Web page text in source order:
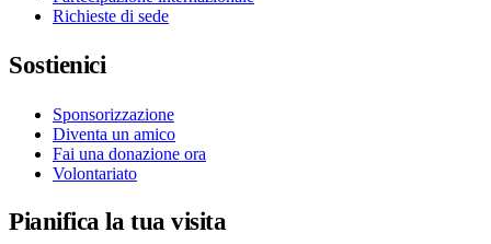
Richieste di sede
Sostienici
Sponsorizzazione
Diventa un amico
Fai una donazione ora
Volontariato
Pianifica la tua visita